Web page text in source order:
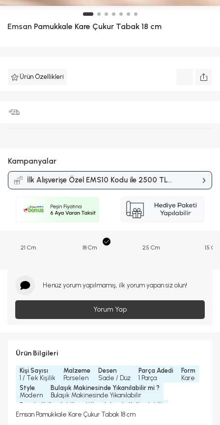
Emsan Pamukkale Kare Çukur Tabak 18 cm
Ürün Özellikleri
Kampanyalar
İlk Alışverişe Özel EMS10 Kodu ile 2500 TL
ve Üzerine %10 İndirimKampanyası
21 Cm 18 Cm 25 Cm 15 Cm
Henüz yorum yapılmamış, ilk yorum yapan siz olun!
Yorum Yap
Ürün Bilgileri
Kişi Sayısı
1 / Tek Kişilik
Malzeme
Porselen
Desen
Sade / Düz
Parça Adedi
1 Parça
Form
Kare
Style
Modern
Bulaşık Makinesinde Yıkanılabilir mi ?
Bulaşık Makinesinde Yıkanılabilir
Fırında Kullanılabilir
Hayır
Mikrodalgada Kullanılabilir
Evet
Emsan Pamukkale Kare Çukur Tabak 18 cm